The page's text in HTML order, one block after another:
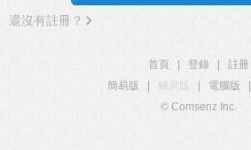
還沒有註冊？
首頁 登錄
註冊
簡易版
觸屏版 電腦版
© Comsenz Inc.